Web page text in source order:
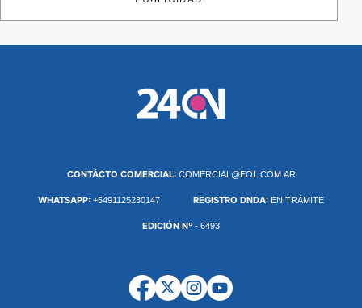
CONTÁCTO COMERCIAL: COMERCIAL@EOL.COM.AR
WHATSAPP: +5491125230147 REGISTRO DNDA: EN TRÁMITE
EDICIÓN Nº - 6493